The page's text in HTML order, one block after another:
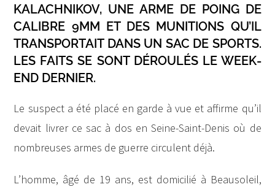
KALACHNIKOV, UNE ARME DE POING DE
CALIBRE 9MM ET DES MUNITIONS QU’IL
TRANSPORTAIT DANS UN SAC DE SPORTS.
LES FAITS SE SONT DÉROULÉS LE WEEK-
END DERNIER.
Le suspect a été placé en garde à vue et affirme qu’il
devait livrer ce sac à dos en Seine-Saint-Denis où de
nombreuses armes de guerre circulent déjà.
L’homme, âgé de 19 ans, est domicilié à Beausoleil,